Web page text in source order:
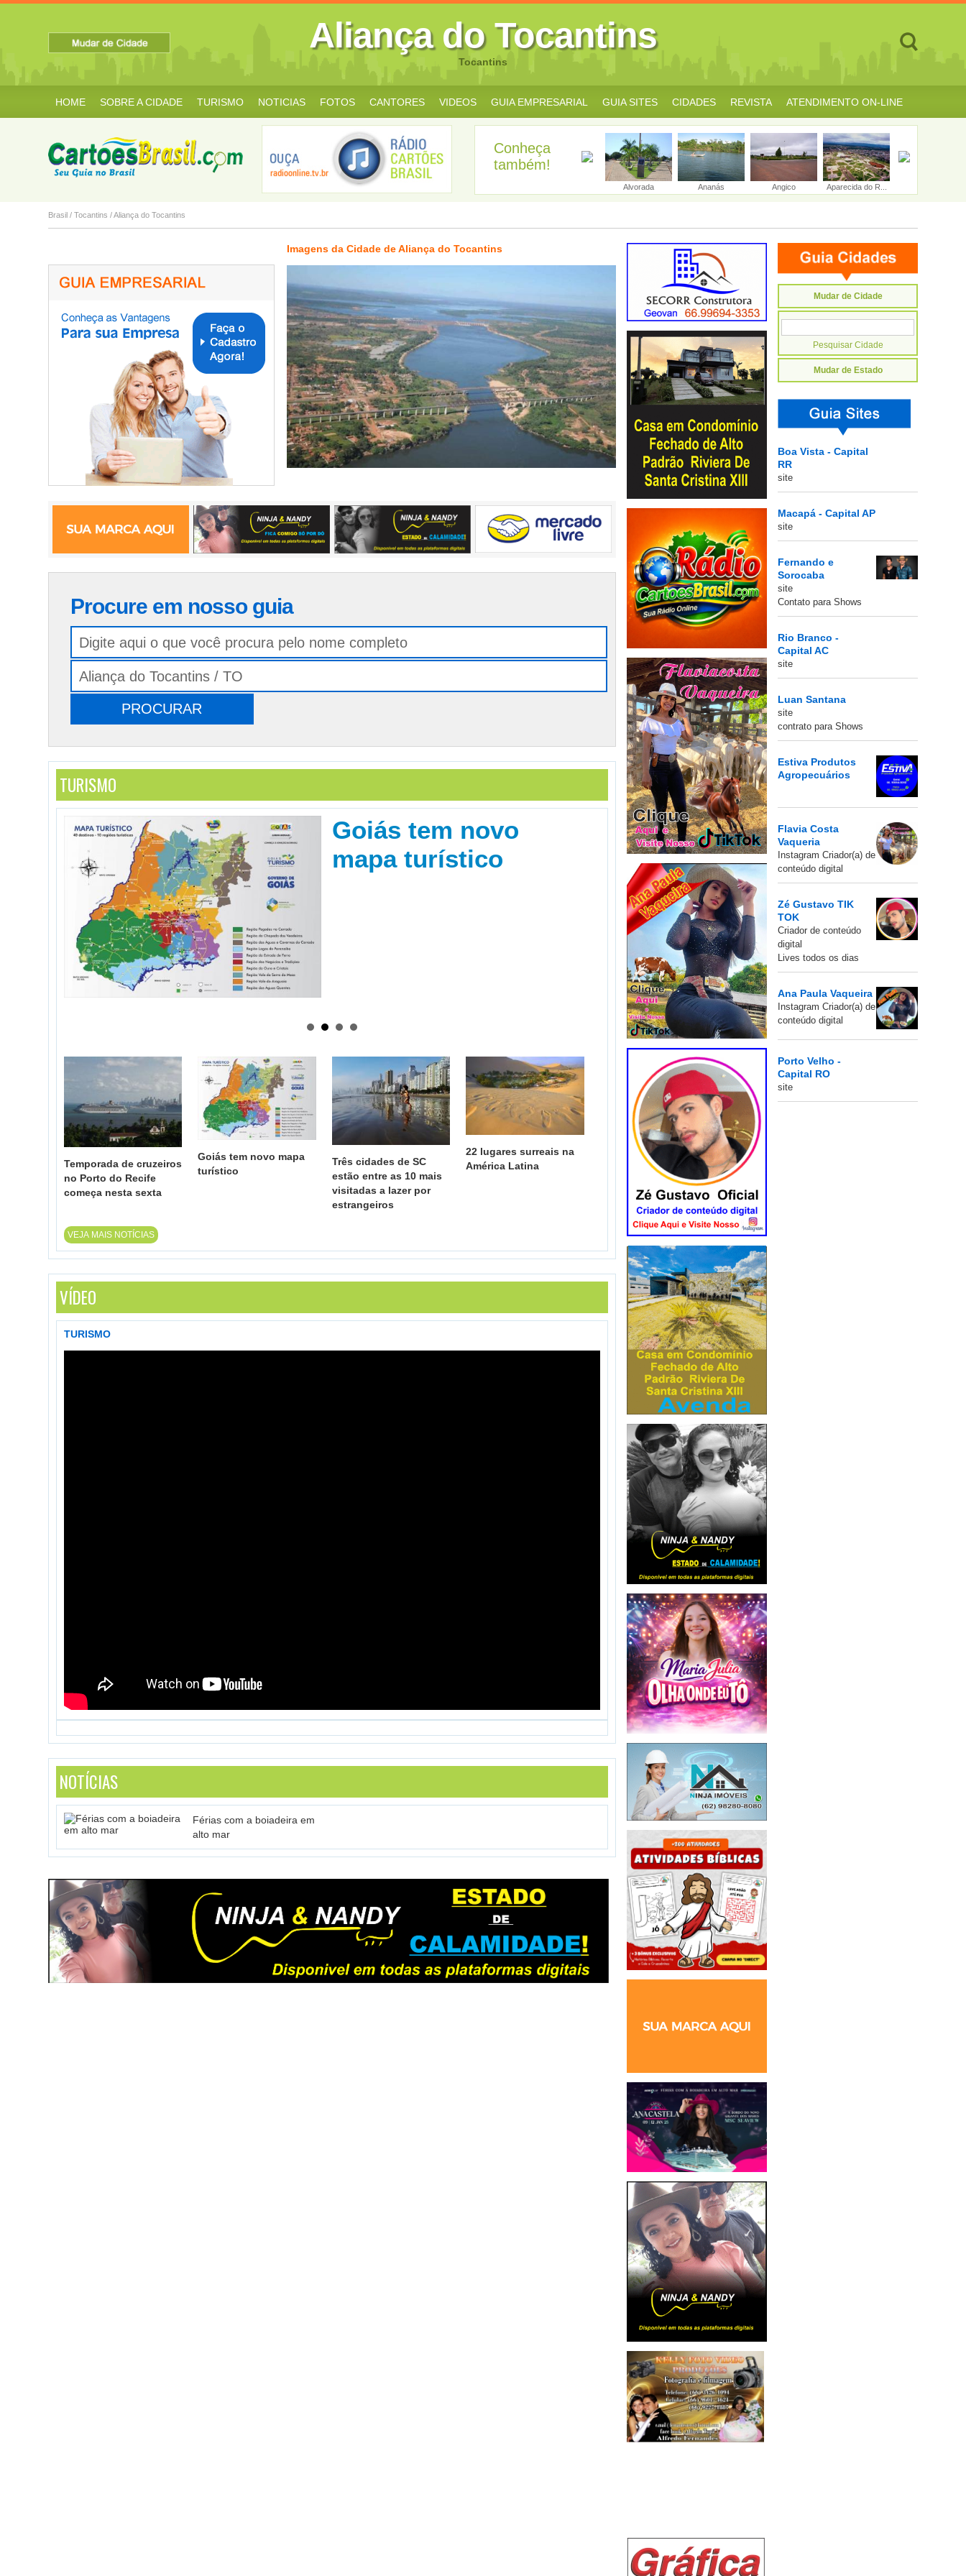
Aliança do Tocantins
Tocantins
HOME SOBRE A CIDADE TURISMO NOTICIAS FOTOS CANTORES VIDEOS GUIA EMPRESARIAL GUIA SITES CIDADES REVISTA ATENDIMENTO ON-LINE
Conheça
também!
Abreulândia Alvorada Ananás Angico Aparecida do R...
Brasil / Tocantins /Aliança do Tocantins
Imagens da Cidade de Aliança do Tocantins
Procure em nosso guia
TURISMO
Goiás tem novo
mapa turístico
Temporada de cruzeiros
no Porto do Recife
começa nesta sexta
Goiás tem novo mapa
turístico
Três cidades de SC
estão entre as 10 mais
visitadas a lazer por
estrangeiros
22 lugares surreais na
América Latina
VEJA MAIS NOTÍCIAS
VÍDEO
TURISMO
NOTÍCIAS
Férias com a boiadeira em
alto mar
Mudar de Cidade
Mudar de Estado
Boa Vista - Capital
RR
site
Macapá - Capital AP
site
Fernando e
Sorocaba
site
Contato para Shows
Rio Branco -
Capital AC
site
Luan Santana
site
contrato para Shows
Estiva Produtos
Agropecuários
Flavia Costa
Vaqueria
Instagram Criador(a) de
conteúdo digital
Zé Gustavo TIK
TOK
Criador de conteúdo
digital
Lives todos os dias
Ana Paula Vaqueira
Instagram Criador(a) de
conteúdo digital
Porto Velho -
Capital RO
site